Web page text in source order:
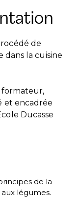
de
dans la cuisine
formateur,
et encadrée
Ducasse
de la
légumes.